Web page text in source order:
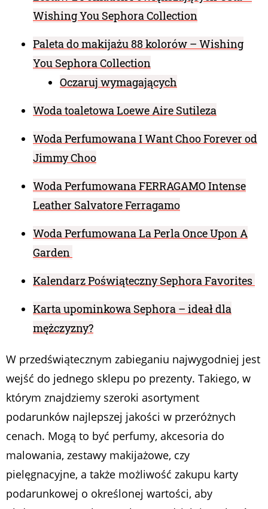
Wishing You Sephora Collection
Paleta do makijażu 88 kolorów – Wishing
You Sephora Collection
Oczaruj wymagających
Woda toaletowa Loewe Aire Sutileza
Woda Perfumowana I Want Choo Forever od
Jimmy Choo
Woda Perfumowana FERRAGAMO Intense
Leather Salvatore Ferragamo
Woda Perfumowana La Perla Once Upon A
Garden
Kalendarz Poświąteczny Sephora Favorites
Karta upominkowa Sephora – ideał dla
mężczyzny?
W przedświątecznym zabieganiu najwygodniej jest
wejść do jednego sklepu po prezenty. Takiego, w
którym znajdziemy szeroki asortyment
podarunków najlepszej jakości w przeróżnych
cenach. Mogą to być perfumy, akcesoria do
malowania, zestawy makijażowe, czy
pielęgnacyjne, a także możliwość zakupu karty
podarunkowej o określonej wartości, aby